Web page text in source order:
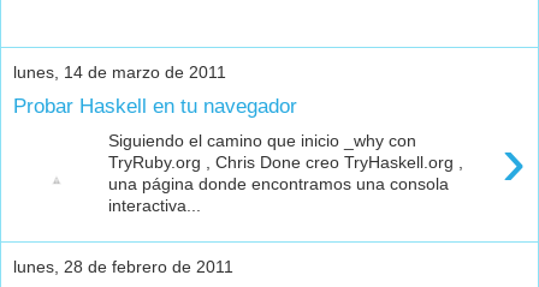
lunes, 14 de marzo de 2011
Probar Haskell en tu navegador
›
Siguiendo el camino que inicio _why con
TryRuby.org , Chris Done creo TryHaskell.org ,
una página donde encontramos una consola
interactiva...
lunes, 28 de febrero de 2011